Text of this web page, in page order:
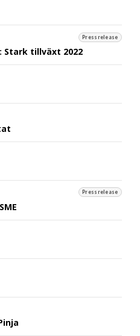
Pressrelease
Stark tillväxt 2022
Pressrelease